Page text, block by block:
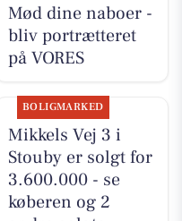
Mød dine naboer -
bliv portrætteret
på VORES
BOLIGMARKED
Mikkels Vej 3 i
Stouby er solgt for
3.600.000 - se
køberen og 2